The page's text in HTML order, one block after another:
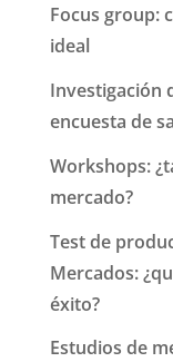
Focus group:
ideal
Investigación
encuesta de
Workshops:
mercado?
Test de
Mercados:
éxito?
Estudios de